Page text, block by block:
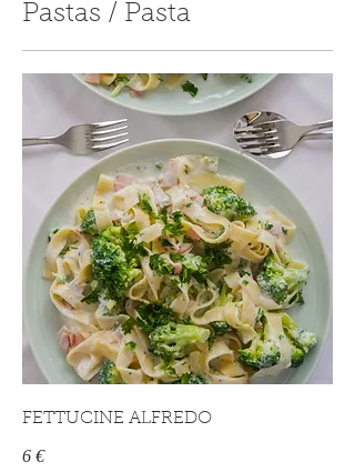
Pastas / Pasta
FETTUCINE ALFREDO
6 €